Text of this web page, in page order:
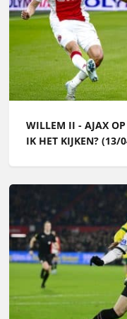
WILLEM II - AJAX
IK HET KIJKEN? (13/